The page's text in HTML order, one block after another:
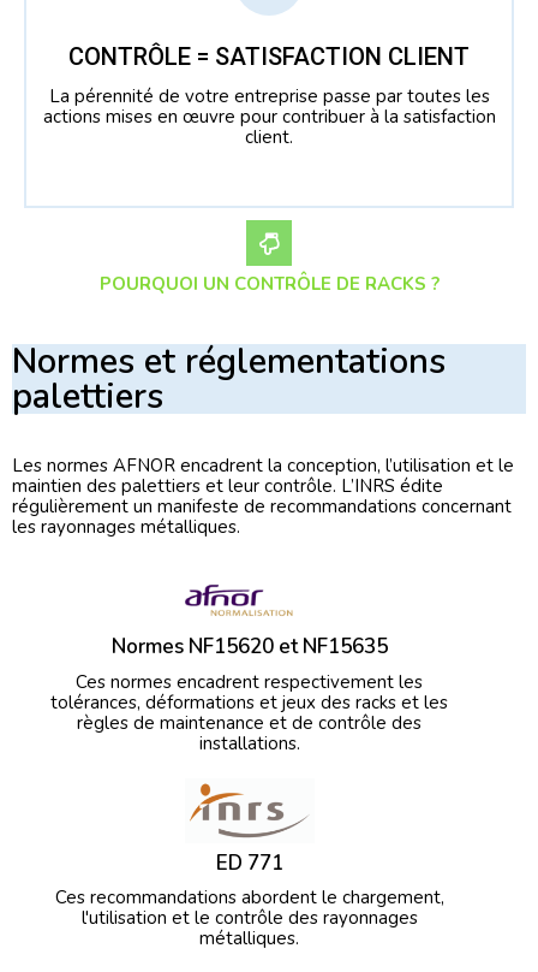
CONTRÔLE = SATISFACTION CLIENT
La pérennité de votre entreprise passe par toutes les
actions mises en œuvre pour contribuer à la satisfaction
client.
POURQUOI UN CONTRÔLE DE RACKS ?
Normes et réglementations
palettiers
Les normes AFNOR encadrent la conception, l’utilisation et le
maintien des palettiers et leur contrôle. L’INRS édite
régulièrement un manifeste de recommandations concernant
les rayonnages métalliques.
Normes NF15620 et NF15635
Ces normes encadrent respectivement les
tolérances, déformations et jeux des racks et les
règles de maintenance et de contrôle des
installations.
ED 771
Ces recommandations abordent le chargement,
l'utilisation et le contrôle des rayonnages
métalliques.